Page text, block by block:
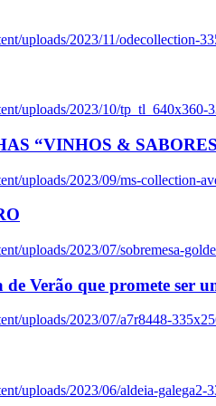
uploads/2023/11/odecollection-
uploads/2023/10/tp_tl_640x360-
“VINHOS &
uploads/2023/09/ms-collection-
uploads/2023/07/sobremesa-
Verão que promete ser
uploads/2023/07/a7r8448-
uploads/2023/06/aldeia-galega2-